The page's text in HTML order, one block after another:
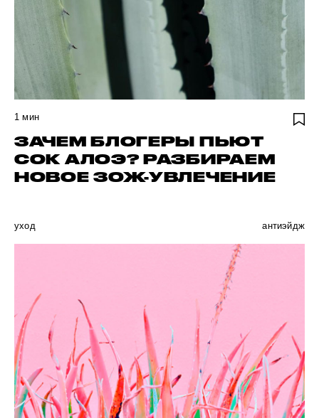
1 мин
ЗАЧЕМ БЛОГЕРЫ ПЬЮТ
СОК АЛОЭ? РАЗБИРАЕМ
НОВОЕ ЗОЖ-УВЛЕЧЕНИЕ
уход антиэйдж